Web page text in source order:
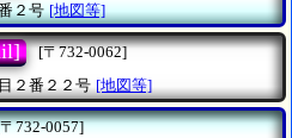
２号 [地図等]
[〒732-0062]
２番２２号 [地図等]
732-0057]